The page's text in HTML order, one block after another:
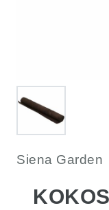
Siena Garden